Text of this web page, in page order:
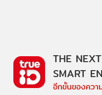
THE
SMART
อีกขั้นของควา